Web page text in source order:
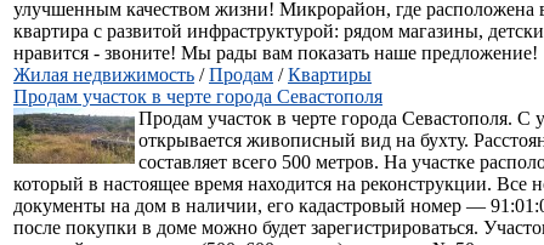
улучшенным качеством жизни! Микрорайон, где расположена
квартира с развитой инфраструктурой: рядом магазины,
нравится - звоните! Мы рады вам показать наше предложение!
Жилая недвижимость /Продам /Квартиры
Продам участок в черте города Севастополя
Продам участок в черте города Севастополя. С
открывается живописный вид на бухту.
составляет всего 500 метров. На участке
который в настоящее время находится на реконструкции. Все
документы на дом в наличии, его кадастровый номер —
после покупки в доме можно будет зарегистрироваться.